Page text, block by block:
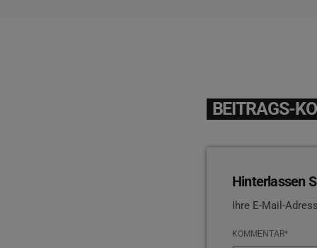
BEITRAGS-
Hinterlassen
Ihre E-Mail-
KOMMENTAR*